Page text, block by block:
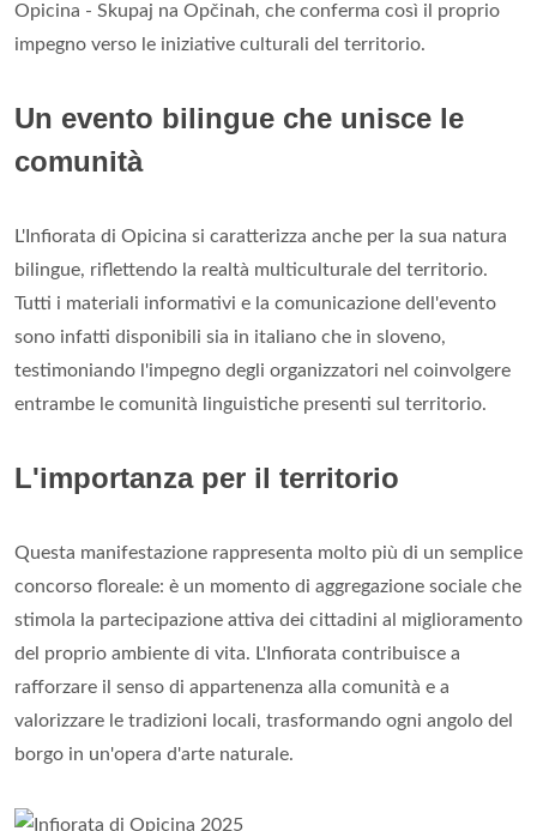
Opicina - Skupaj na Opčinah, che conferma così il proprio
impegno verso le iniziative culturali del territorio.
Un evento bilingue che unisce le
comunità
L'Infiorata di Opicina si caratterizza anche per la sua natura
bilingue, riflettendo la realtà multiculturale del territorio.
Tutti i materiali informativi e la comunicazione dell'evento
sono infatti disponibili sia in italiano che in sloveno,
testimoniando l'impegno degli organizzatori nel coinvolgere
entrambe le comunità linguistiche presenti sul territorio.
L'importanza per il territorio
Questa manifestazione rappresenta molto più di un semplice
concorso floreale: è un momento di aggregazione sociale che
stimola la partecipazione attiva dei cittadini al miglioramento
del proprio ambiente di vita. L'Infiorata contribuisce a
rafforzare il senso di appartenenza alla comunità e a
valorizzare le tradizioni locali, trasformando ogni angolo del
borgo in un'opera d'arte naturale.